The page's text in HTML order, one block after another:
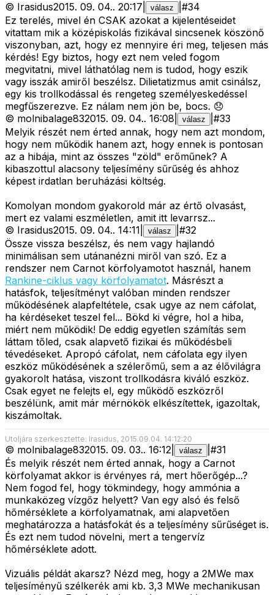
© Irasidus2015. 09. 04.. 20:17 válasz #34
Ez terelés, mivel én CSAK azokat a kijelentéseidet
vitattam mik a középiskolás fizikával sincsenek köszönő
viszonyban, azt, hogy ez mennyire éri meg, teljesen más
kérdés! Egy biztos, hogy ezt nem veled fogom
megvitatni, mivel láthatólag nem is tudod, hogy eszik
vagy isszák amiről beszélsz. Dilietatizmus amit csinálsz,
egy kis trollkodással és rengeteg személyeskedéssel
megfűszerezve. Ez nálam nem jön be, bocs. 😞
© molnibalage832015. 09. 04.. 16:08 válasz #33
Melyik részét nem érted annak, hogy nem azt mondom,
hogy nem működik hanem azt, hogy ennek is pontosan
az a hibája, mint az összes "zöld" erőműnek? A
kibaszottul alacsony teljesímény sűrűség és ahhoz
képest irdatlan beruházási költség.
Komolyan mondom gyakorold már az értő olvasást,
mert ez valami eszméletlen, amit itt levarrsz...
© Irasidus2015. 09. 04.. 14:11 válasz #32
Össze vissza beszélsz, és nem vagy hajlandó
minimálisan sem utánanézni miről van szó. Ez a
rendszer nem Carnot körfolyamotot használ, hanem
Rankine-ciklus vagy körfolyamatot. Másrészt a
hatásfok, teljesítményt valóban minden rendszer
működésének alapfeltétele, csak ugye az nem cáfolat,
ha kérdéseket teszel fel... Bökd ki végre, hol a hiba,
miért nem működik! De eddig egyetlen számítás sem
láttam tőled, csak alapvető fizikai és működésbeli
tévedéseket. Apropó cáfolat, nem cáfolata egy ilyen
eszköz működésének a szélerőmű, sem a az élővilágra
gyakorolt hatása, viszont trollkodásra kiváló eszköz.
Csak egyet ne felejts el, egy működő eszközről
beszélünk, amit már mérnökök elkészítettek, igazoltak,
kiszámoltak.
Utoljára szerkesztette: Irasidus, 2015.09.04. 14:12:20
© molnibalage832015. 09. 03.. 16:12 válasz #31
És melyik részét nem érted annak, hogy a Carnot
körfolyamat akkor is érvényes rá, mert hőerőgép...?
Nem fogod fel, hogy tökmindegy, hogy ammónia a
munkaközeg vízgőz helyett? Van egy alsó és felső
hőmérséklete a körfolyamatnak, ami alapvetően
meghatározza a hatásfokát és a teljesímény sűrűséget is.
És ezt nem tudod növelni, mert a tengervíz
hőmérséklete adott.
Vizuális példát akarsz? Nézd meg, hogy a 2MWe max
teljesíményű szélkerék ami kb. 3,3 MWe mechanikusan